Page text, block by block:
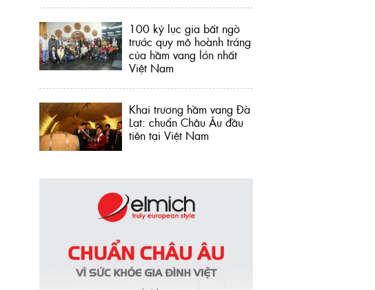
100 kỷ lục gia bất ngờ
trước quy mô hoành tráng
của hầm vang lớn nhất
Việt Nam
Khai trương hầm vang Đà
Lạt: chuẩn Châu Âu đầu
tiên tại Việt Nam